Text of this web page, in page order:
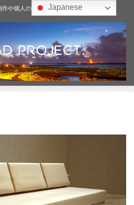
作や個人の雑記ブログJapanese